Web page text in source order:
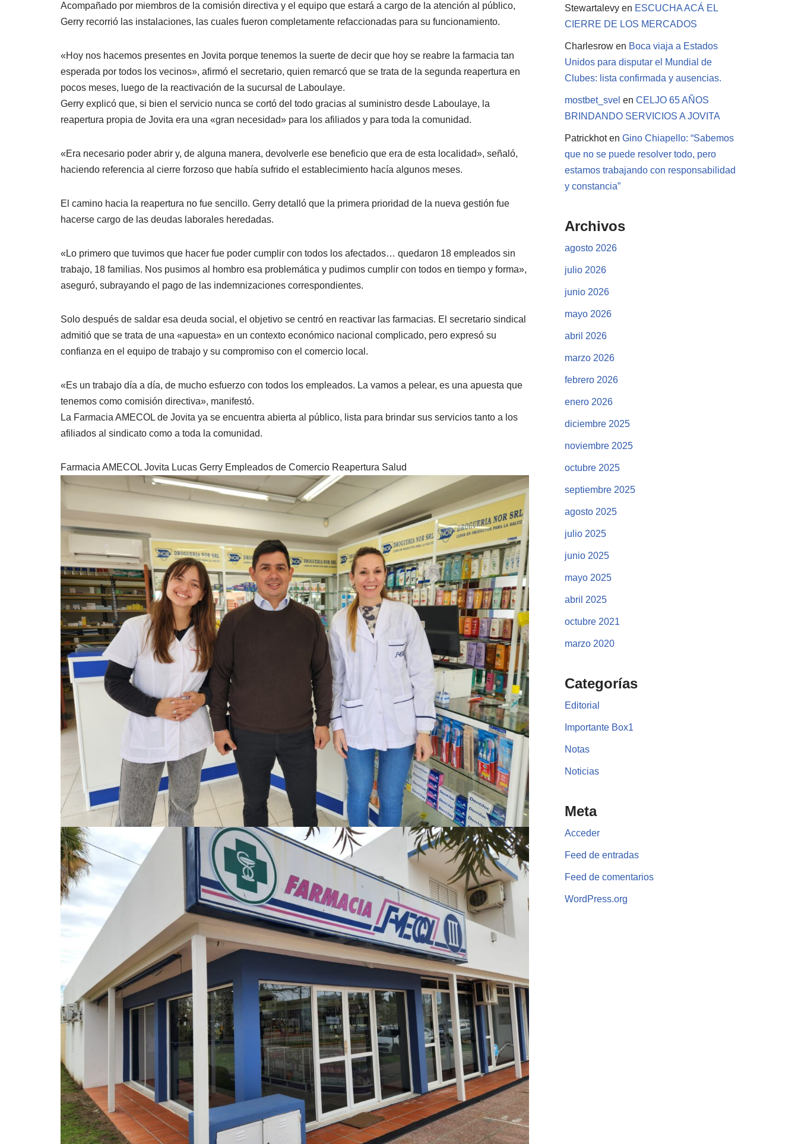
Acompañado por miembros de la comisión directiva y el equipo que estará a cargo de la atención al público,
Gerry recorrió las instalaciones, las cuales fueron completamente refaccionadas para su funcionamiento.
«Hoy nos hacemos presentes en Jovita porque tenemos la suerte de decir que hoy se reabre la farmacia tan
esperada por todos los vecinos», afirmó el secretario, quien remarcó que se trata de la segunda reapertura en
pocos meses, luego de la reactivación de la sucursal de Laboulaye.
Gerry explicó que, si bien el servicio nunca se cortó del todo gracias al suministro desde Laboulaye, la
reapertura propia de Jovita era una «gran necesidad» para los afiliados y para toda la comunidad.
«Era necesario poder abrir y, de alguna manera, devolverle ese beneficio que era de esta localidad», señaló,
haciendo referencia al cierre forzoso que había sufrido el establecimiento hacía algunos meses.
El camino hacia la reapertura no fue sencillo. Gerry detalló que la primera prioridad de la nueva gestión fue
hacerse cargo de las deudas laborales heredadas.
«Lo primero que tuvimos que hacer fue poder cumplir con todos los afectados… quedaron 18 empleados sin
trabajo, 18 familias. Nos pusimos al hombro esa problemática y pudimos cumplir con todos en tiempo y forma»,
aseguró, subrayando el pago de las indemnizaciones correspondientes.
Solo después de saldar esa deuda social, el objetivo se centró en reactivar las farmacias. El secretario sindical
admitió que se trata de una «apuesta» en un contexto económico nacional complicado, pero expresó su
confianza en el equipo de trabajo y su compromiso con el comercio local.
«Es un trabajo día a día, de mucho esfuerzo con todos los empleados. La vamos a pelear, es una apuesta que
tenemos como comisión directiva», manifestó.
La Farmacia AMECOL de Jovita ya se encuentra abierta al público, lista para brindar sus servicios tanto a los
afiliados al sindicato como a toda la comunidad.
Farmacia AMECOL Jovita Lucas Gerry Empleados de Comercio Reapertura Salud
Stewartalevy en ESCUCHA ACÁ EL
CIERRE DE LOS MERCADOS
Charlesrow en Boca viaja a Estados
Unidos para disputar el Mundial de
Clubes: lista confirmada y ausencias.
mostbet_svel en CELJO 65 AÑOS
BRINDANDO SERVICIOS A JOVITA
Patrickhoten Gino Chiapello: “Sabemos
que no se puede resolver todo, pero
estamos trabajando con responsabilidad
y constancia”
Archivos
agosto 2026
julio 2026
junio 2026
mayo 2026
abril 2026
marzo 2026
febrero 2026
enero 2026
diciembre 2025
noviembre 2025
octubre 2025
septiembre 2025
agosto 2025
julio 2025
junio 2025
mayo 2025
abril 2025
octubre 2021
marzo 2020
Categorías
Editorial
Importante Box1
Notas
Noticias
Meta
Acceder
Feed de entradas
Feed de comentarios
WordPress.org